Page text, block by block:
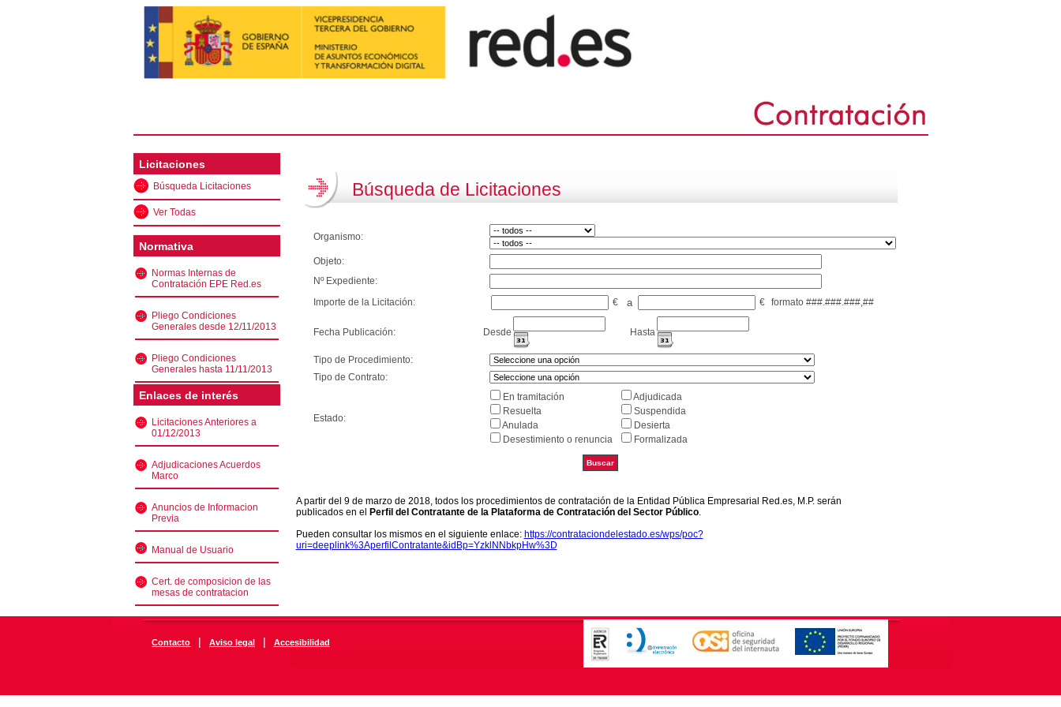
Licitaciones
Búsqueda Licitaciones
Ver Todas
Normativa
Normas Internas de
Contratación EPE Red.es
Pliego Condiciones
Generales desde 12/11/2013
Pliego Condiciones
Generales hasta 11/11/2013
Enlaces de interés
Licitaciones Anteriores a
01/12/2013
Adjudicaciones Acuerdos
Marco
Anuncios de Informacion
Previa
Manual de Usuario
Cert. de composicion de las
mesas de contratacion
Búsqueda de Licitaciones
Organismo:
Objeto:
Nº Expediente:
Importe de la Licitación:
€ a € formato ###.###.###,##
Fecha Publicación: Desde Hasta
Tipo de Procedimiento:
Tipo de Contrato:
Estado:
En tramitación
Adjudicada
Resuelta
Suspendida
Anulada
Desierta
Desestimiento o renuncia
Formalizada
A partir del 9 de marzo de 2018, todos los procedimientos de contratación de la Entidad Pública Empresarial Red.es, M.P. serán
publicados en el
Perfil del Contratante de la Plataforma de Contratación del Sector Público.
Pueden consultar los mismos en el siguiente enlace: https://contrataciondelestado.es/wps/poc?
uri=deeplink%3AperfilContratante&idBp=YzklNNbkpHw%3D
Contacto | Aviso legal | Accesibilidad